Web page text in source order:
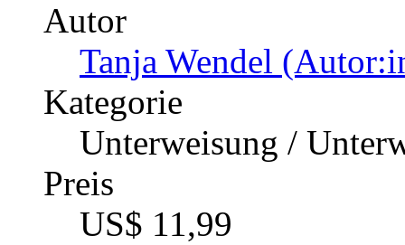
Autor
Tanja Wendel
Kategorie
Unterweisung /
Preis
US$ 11,99